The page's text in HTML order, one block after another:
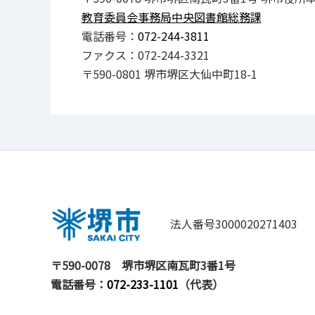
教育委員会事務局中央図書館総務課
電話番号： 072-244-3811
ファクス：072-244-3321
〒590-0801 堺市堺区大仙中町18-1
法人番号3000020271403
〒590-0078
堺市堺区南瓦町3番1号
電話番号： 072-233-1101 （代表）